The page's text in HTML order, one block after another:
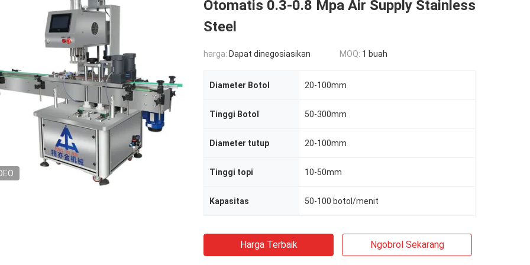
Otomatis 0.3-0.8 Mpa Air Supply Stainless
Steel
harga: Dapat dinegosiasikan MOQ: 1 buah
Diameter Botol 20-100mm
Tinggi Botol 50-300mm
Diameter tutup 20-100mm
Tinggi topi 10-50mm
Kapasitas 50-100 botol/menit
Harga Terbaik Ngobrol Sekarang